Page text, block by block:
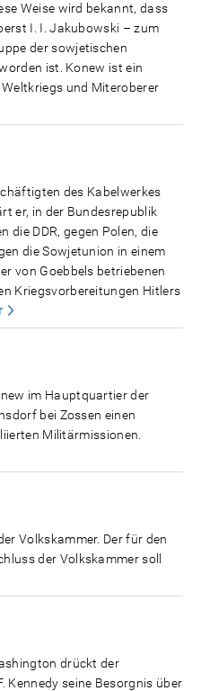
Weise wird bekannt, dass
I. I. Jakubowski – zum
der sowjetischen
ist. Konew ist ein
und Miteroberer
des Kabelwerkes
er, in der Bundesrepublik
die DDR, gegen Polen, die
die Sowjetunion in einem
von Goebbels betriebenen
Kriegsvorbereitungen Hitlers
im Hauptquartier der
bei Zossen einen
Militärmissionen.
Volkskammer. Der für den
der Volkskammer soll
drückt der
Kennedy seine Besorgnis über